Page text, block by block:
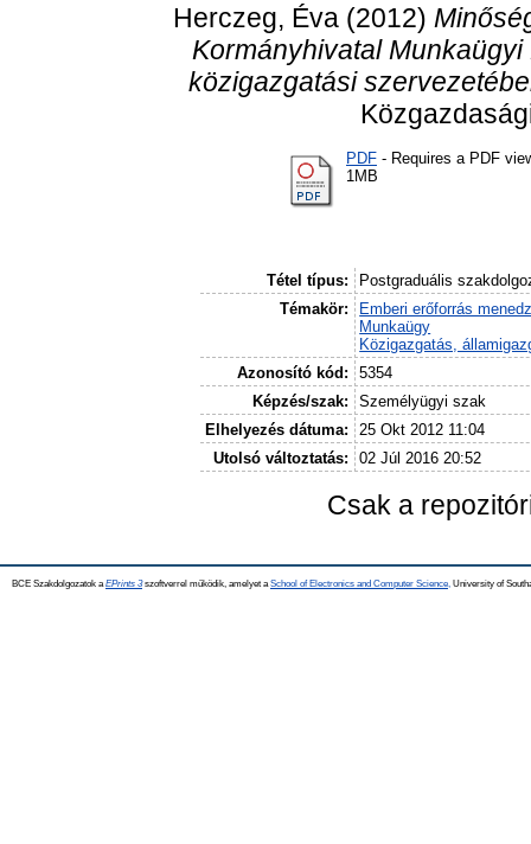
Herczeg, Éva (2012)
Kormányhivatal
közigazgatási
PDF - Requires a PDF
1MB
Tétel típus:
Postgraduális
Témakör:
Emberi erőforrás
Munkaügy
Közigazgatás,
Azonosító kód:
5354
Képzés/szak:
Személyügyi szak
Elhelyezés dátuma:
25 Okt 2012 11:04
Utolsó változtatás:
02 Júl 2016 20:52
Csak a
BCE Szakdolgozatok a EPrints 3szoftverrel működik, amelyet a School of Electronics and Computer Science, University of